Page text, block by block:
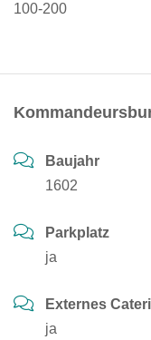
100-200
Baujahr
1602
Parkplatz
ja
Externes
ja